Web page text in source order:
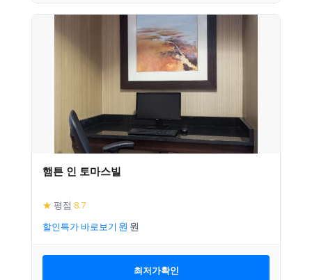
햄튼 인 토마스빌
★ 평점 8.7
할인특가 바로보기
최저가확인